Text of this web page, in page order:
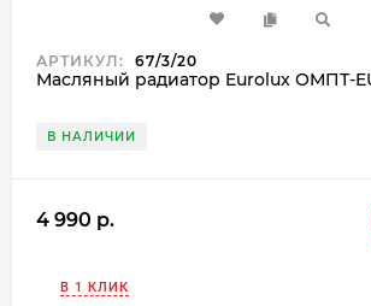
АРТИКУЛ: 67/3/20
Масляный радиатор Eurolux ОМПТ-
В НАЛИЧИИ
4 990 p.
В 1 КЛИК